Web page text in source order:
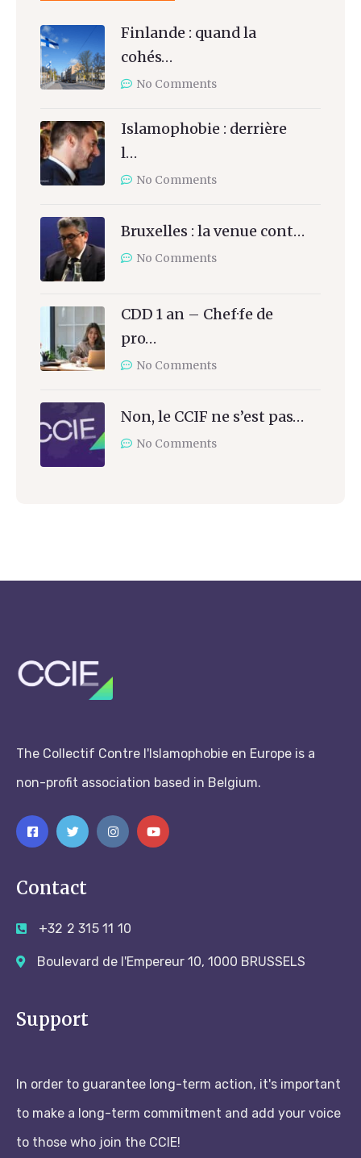
Finlande : quand la
cohés…
No Comments
Islamophobie : derrière
l…
No Comments
Bruxelles : la venue cont…
No Comments
CDD 1 an – Chef·fe de
pro…
No Comments
Non, le CCIF ne s’est pas…
No Comments
The Collectif Contre l'Islamophobie en Europe is a
non-profit association based in Belgium.
Contact
+32 2 315 11 10
Boulevard de l'Empereur 10, 1000 BRUSSELS
Support
In order to guarantee long-term action, it's important
to make a long-term commitment and add your voice
to those who join the CCIE!